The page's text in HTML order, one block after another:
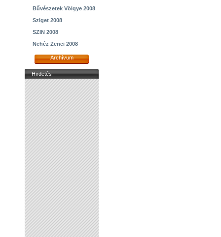
Bűvészetek Völgye 2008
Sziget 2008
SZIN 2008
Nehéz Zenei 2008
Archívum
Hirdetés